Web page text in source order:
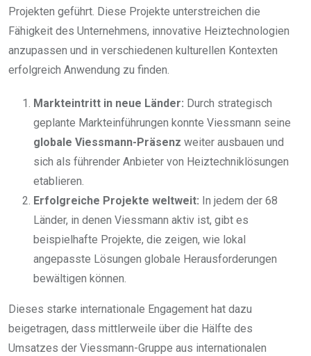
Projekten geführt. Diese Projekte unterstreichen die
Fähigkeit des Unternehmens, innovative Heiztechnologien
anzupassen und in verschiedenen kulturellen Kontexten
erfolgreich Anwendung zu finden.
Markteintritt in neue Länder: Durch strategisch
geplante Markteinführungen konnte Viessmann seine
globale Viessmann-Präsenz weiter ausbauen und
sich als führender Anbieter von Heiztechniklösungen
etablieren.
Erfolgreiche Projekte weltweit: In jedem der 68
Länder, in denen Viessmann aktiv ist, gibt es
beispielhafte Projekte, die zeigen, wie lokal
angepasste Lösungen globale Herausforderungen
bewältigen können.
Dieses starke internationale Engagement hat dazu
beigetragen, dass mittlerweile über die Hälfte des
Umsatzes der Viessmann-Gruppe aus internationalen